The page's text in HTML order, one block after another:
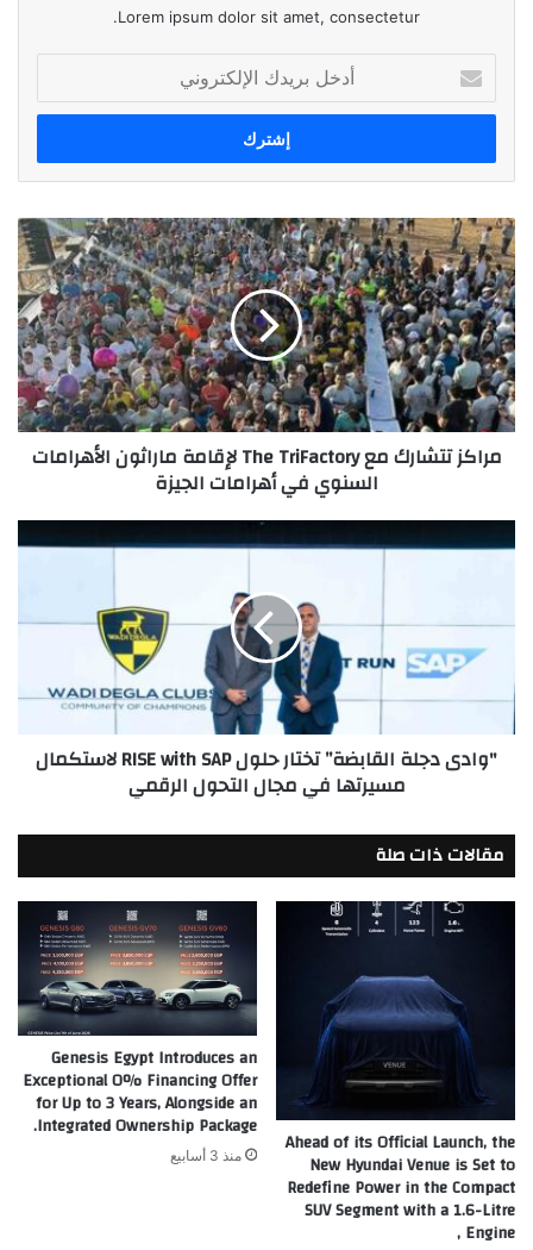
Lorem ipsum dolor sit amet, consectetur.
بريدك
الإلكتروني
مراكز
تتشارك
مع
The
TriFactory
لإقامة
ماراثون
الأهرامات
السنوي
في
مراكز تتشارك مع The TriFactory لإقامة ماراثون الأهرامات
السنوي في أهرامات الجيزة
دجلة
حلول
RISE
with
SAP
لاستكمال
مسيرتها
التحول
الرقمي
"وادى دجلة القابضة” تختار حلول RISE with SAP لاستكمال
مسيرتها في مجال التحول الرقمي
مقالات ذات صلة
Ahead of its Official Launch, the
New Hyundai Venue is Set to
Redefine Power in the Compact
SUV Segment with a 1.6-Litre
Engine ,
Genesis Egypt Introduces an
Exceptional 0% Financing Offer
for Up to 3 Years, Alongside an
Integrated Ownership Package.
منذ 3 أسابيع